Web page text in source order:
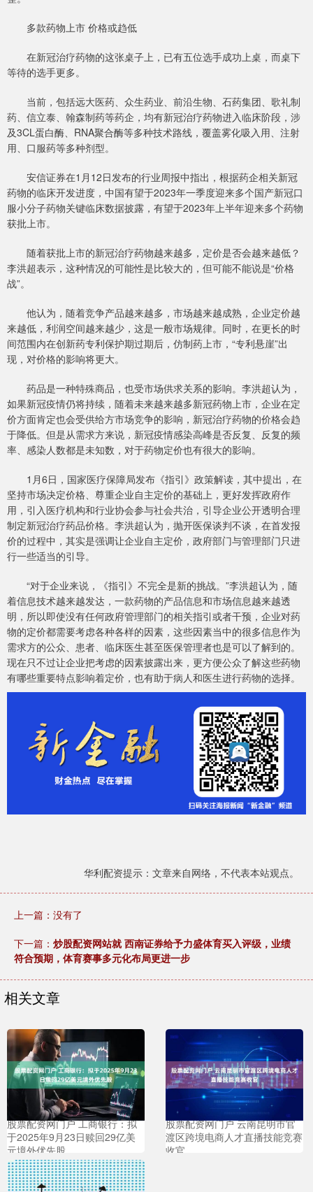
多款药物上市 价格或趋低
在新冠治疗药物的这张桌子上，已有五位选手成功上桌，而桌下
等待的选手更多。
当前，包括远大医药、众生药业、前沿生物、石药集团、歌礼制
药、信立泰、翰森制药等药企，均有新冠治疗药物进入临床阶段，涉
及3CL蛋白酶、RNA聚合酶等多种技术路线，覆盖雾化吸入用、注射
用、口服药等多种剂型。
安信证券在1月12日发布的行业周报中指出，根据药企相关新冠
药物的临床开发进度，中国有望于2023年一季度迎来多个国产新冠口
服小分子药物关键临床数据披露，有望于2023年上半年迎来多个药物
获批上市。
随着获批上市的新冠治疗药物越来越多，定价是否会越来越低？
李洪超表示，这种情况的可能性是比较大的，但可能不能说是“价格
战”。
他认为，随着竞争产品越来越多，市场越来越成熟，企业定价越
来越低，利润空间越来越少，这是一般市场规律。同时，在更长的时
间范围内在创新药专利保护期过期后，仿制药上市，“专利悬崖”出
现，对价格的影响将更大。
药品是一种特殊商品，也受市场供求关系的影响。李洪超认为，
如果新冠疫情仍将持续，随着未来越来越多新冠药物上市，企业在定
价方面肯定也会受供给方市场竞争的影响，新冠治疗药物的价格会趋
于降低。但是从需求方来说，新冠疫情感染高峰是否反复、反复的频
率、感染人数都是未知数，对于药物定价也有很大的影响。
1月6日，国家医疗保障局发布《指引》政策解读，其中提出，在
坚持市场决定价格、尊重企业自主定价的基础上，更好发挥政府作
用，引入医疗机构和行业协会参与社会共治，引导企业公开透明合理
制定新冠治疗药品价格。李洪超认为，抛开医保谈判不谈，在首发报
价的过程中，其实是强调让企业自主定价，政府部门与管理部门只进
行一些适当的引导。
“对于企业来说，《指引》不完全是新的挑战。”李洪超认为，随
着信息技术越来越发达，一款药物的产品信息和市场信息越来越透
明，所以即使没有任何政府管理部门的相关指引或者干预，企业对药
物的定价都需要考虑各种各样的因素，这些因素当中的很多信息作为
需求方的公众、患者、临床医生甚至医保管理者也是可以了解到的。
现在只不过让企业把考虑的因素披露出来，更方便公众了解这些药物
有哪些重要特点影响着定价，也有助于病人和医生进行药物的选择。
华利配资提示：文章来自网络，不代表本站观点。
上一篇：没有了
下一篇： 炒股配资网站就 西南证券给予力盛体育买入评级，业绩
符合预期，体育赛事多元化布局更进一步
相关文章
股票配资网门户 工商银行：拟
于2025年9月23日赎回29亿美
元境外优先股
股票配资网门户 云南昆明市官
渡区跨境电商人才直播技能竞赛
收官